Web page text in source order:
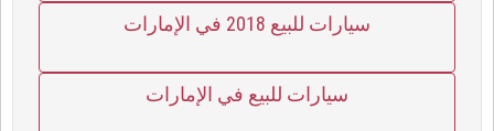
سيارات للبيع 2018 في الإمارات
سيارات للبيع في الإمارات